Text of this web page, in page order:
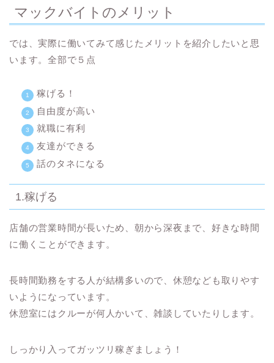
マックバイトのメリット
では、実際に働いてみて感じたメリットを紹介したいと思
います。全部で５点
稼げる！
自由度が高い
就職に有利
友達ができる
話のタネになる
1.稼げる
店舗の営業時間が長いため、 朝から深夜まで、好きな時間
に働くことができます。
長時間勤務をする人が結構多いので、休憩なども取りやす
いようになっています。
休憩室にはクルーが何人かいて、雑談していたりします。
しっかり入ってガッツリ稼ぎましょう！